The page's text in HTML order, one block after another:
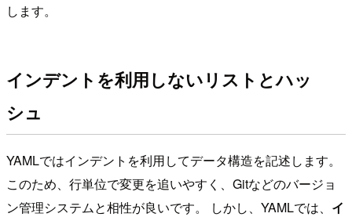
します。
インデントを利用しないリストとハッ
シュ
YAMLではインデントを利用してデータ構造を記述します。
このため、行単位で変更を追いやすく、Gitなどのバージョ
ン管理システムと相性が良いです。 しかし、YAMLでは、 イ